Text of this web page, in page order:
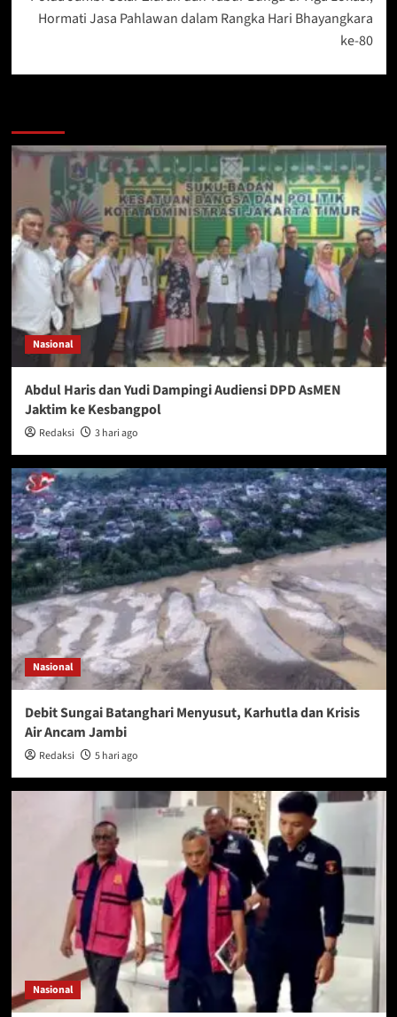
Hormati Jasa Pahlawan dalam Rangka Hari Bhayangkara
ke-80
Nasional
Abdul Haris dan Yudi Dampingi Audiensi DPD AsMEN
Jaktim ke Kesbangpol
Redaksi 3 hari ago
Nasional
Debit Sungai Batanghari Menyusut, Karhutla dan Krisis
Air Ancam Jambi
Redaksi 5 hari ago
Nasional